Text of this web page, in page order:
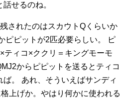
せるのね。
されたのはスカウトQくらいか
ピピットが2匹必要らしい。
ピ
ティコ×ククリ＝キングモーモ
からピピットを送るとティコ
。
あれ、そういえばサンディ
上げか。やはり何かに使われる